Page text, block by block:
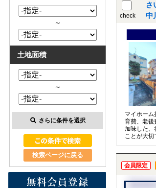
check
さ
中
マイホーム
育費、老後
加味した、
ことが大切
会員限定
～
土地面積
～
さらに条件を選択
検索ページに戻る